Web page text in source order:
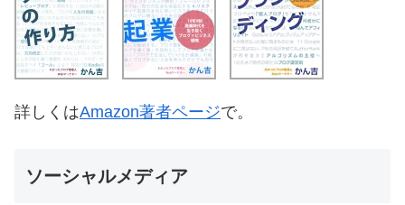
詳しくはAmazon著者ページで。
ソーシャルメディア